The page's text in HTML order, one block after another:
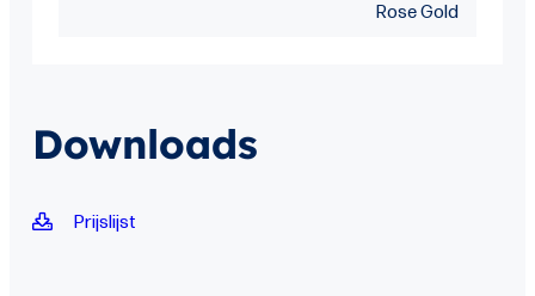
Rose Gold
Downloads
Prijslijst